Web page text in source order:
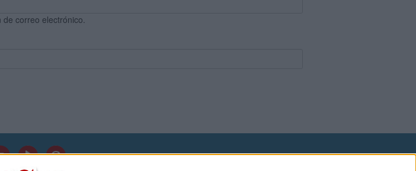
correo electrónico.